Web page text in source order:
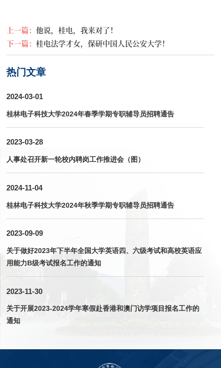
上一篇：他说，桂电，我来对了！
下一篇：桂电法学才女，保研中国人民公安大学！
热门文章
2024-03-01
桂林电子科技大学2024年春季学期专职辅导员招聘通告
2023-03-28
人事处召开新一轮校内聘岗工作推进会（图）
2024-11-04
桂林电子科技大学2024年秋季学期专职辅导员招聘通告
2023-09-09
关于做好2023年下半年全国大学英语四、六级考试和高校英语应
用能力B级考试报名工作的通知
2023-11-30
关于开展2023-2024学年寒假赴香港和澳门访学项目报名工作的
通知